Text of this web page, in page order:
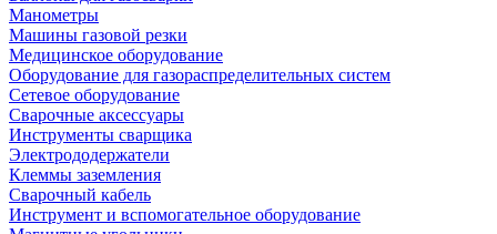
Манометры
Машины газовой резки
Медицинское оборудование
Оборудование для газораспределительных систем
Сетевое оборудование
Сварочные аксессуары
Инструменты сварщика
Электрододержатели
Клеммы заземления
Сварочный кабель
Инструмент и вспомогательное оборудование